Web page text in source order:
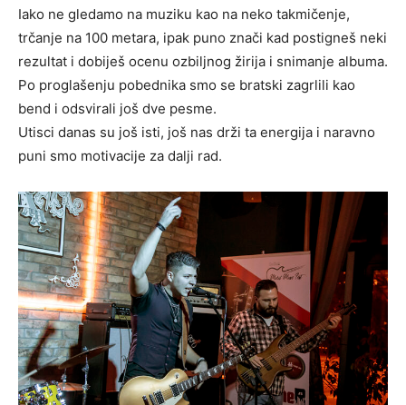
Iako ne gledamo na muziku kao na neko takmičenje,
trčanje na 100 metara, ipak puno znači kad postigneš neki
rezultat i dobiješ ocenu ozbiljnog žirija i snimanje albuma.
Po proglašenju pobednika smo se bratski zagrlili kao
bend i odsvirali još dve pesme.
Utisci danas su još isti, još nas drži ta energija i naravno
puni smo motivacije za dalji rad.